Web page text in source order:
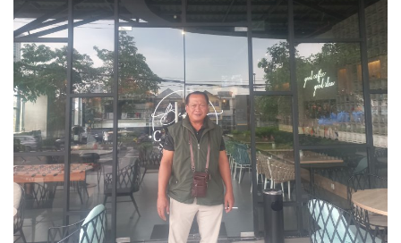
Pertanian
Perkebunan & Perikanan
Opini
Ekonomi & Keuangan
Pendidikan & Pelatihan